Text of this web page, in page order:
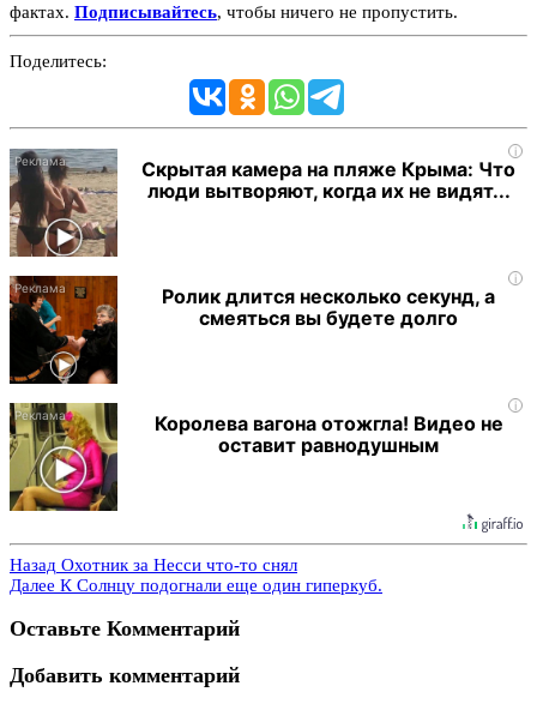
фактах. Подписывайтесь, чтобы ничего не пропустить.
Поделитесь:
i
Скрытая камера на пляже Крыма: Что
люди вытворяют, когда их не видят...
i
Ролик длится несколько секунд, а
смеяться вы будете долго
i
Королева вагона отожгла! Видео не
оставит равнодушным
Назад Охотник за Несси что-то снял
Далее К Солнцу подогнали еще один гиперкуб.
Оставьте Комментарий
Добавить комментарий